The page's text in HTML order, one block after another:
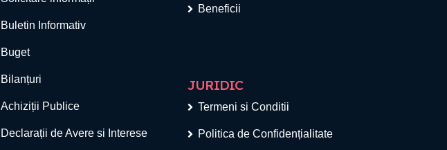
Buletin Informativ
Buget
Bilanțuri
Achiziții Publice
Declarații de Avere si Interese
Beneficii
JURIDIC
Termeni si Conditii
Politica de Confidențialitate